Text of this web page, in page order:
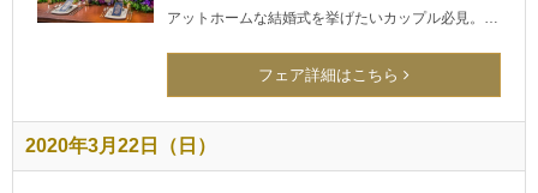
アットホームな結婚式を挙げたいカップル必見。…
フェア詳細はこちら
2020年3月22日（日）